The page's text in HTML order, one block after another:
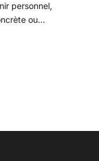
personnel,
ou...